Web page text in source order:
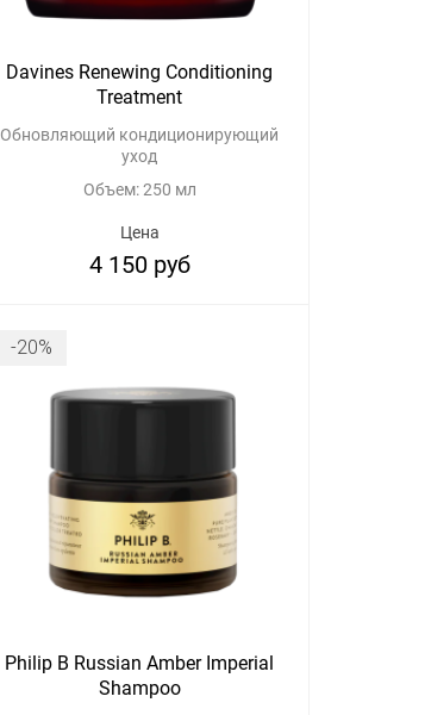
Davines Renewing Conditioning
Treatment
Обновляющий кондиционирующий
уход
Объем: 250 мл
Цена
4 150 руб
-20%
Philip B Russian Amber Imperial
Shampoo